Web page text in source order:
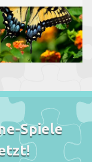
Spiele